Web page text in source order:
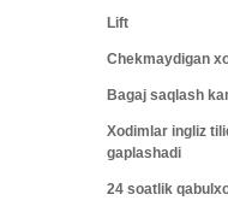
Lift
Chekmaydigan
Bagaj saqlash
Xodimlar ingliz
gaplashadi
24 soatlik